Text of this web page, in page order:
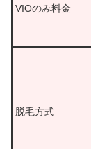
VIOのみ料金
脱毛方式